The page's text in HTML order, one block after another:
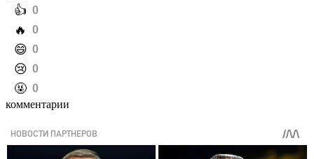
️👍 0
️🔥 0
️😄 0
️😢 0
️🤬 0
комментарии